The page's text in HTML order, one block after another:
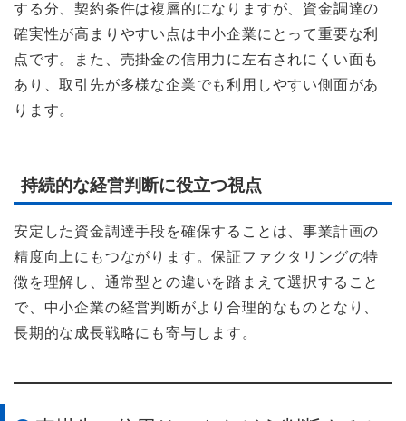
する分、契約条件は複層的になりますが、資金調達の
確実性が高まりやすい点は中小企業にとって重要な利
点です。また、売掛金の信用力に左右されにくい面も
あり、取引先が多様な企業でも利用しやすい側面があ
ります。
持続的な経営判断に役立つ視点
安定した資金調達手段を確保することは、事業計画の
精度向上にもつながります。保証ファクタリングの特
徴を理解し、通常型との違いを踏まえて選択すること
で、中小企業の経営判断がより合理的なものとなり、
長期的な成長戦略にも寄与します。